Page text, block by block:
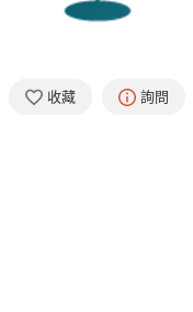
收藏 詢問